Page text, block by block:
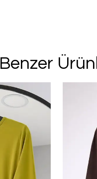
Benzer